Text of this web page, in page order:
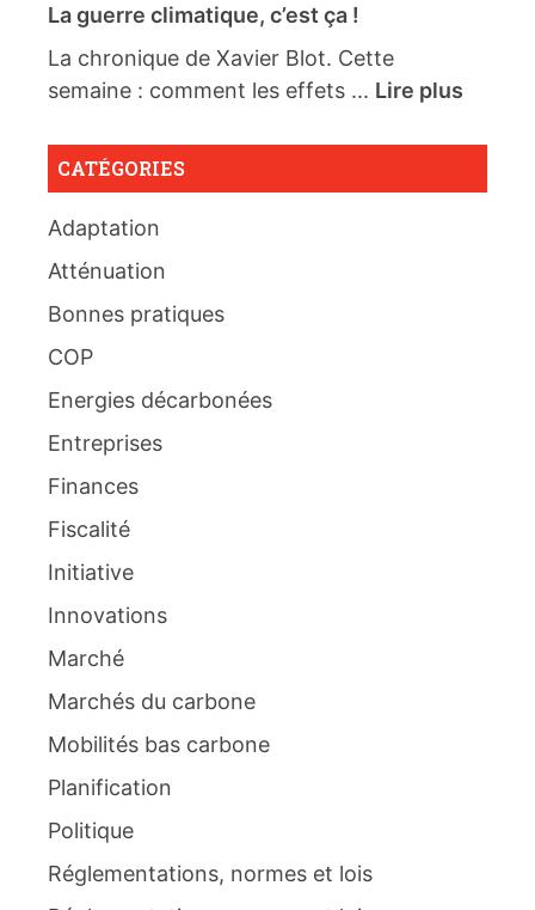
La guerre climatique, c’est ça !
La chronique de Xavier Blot. Cette
semaine : comment les effets ... Lire plus
CATÉGORIES
Adaptation
Atténuation
Bonnes pratiques
COP
Energies décarbonées
Entreprises
Finances
Fiscalité
Initiative
Innovations
Marché
Marchés du carbone
Mobilités bas carbone
Planification
Politique
Réglementations, normes et lois